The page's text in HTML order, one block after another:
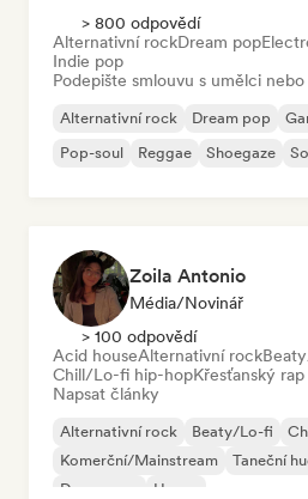
> 800 odpovědí
Alternativní rockDream pop
Indie pop
Podepište smlouvu s umělci
Alternativní rock Dream pop
Pop-soul
Reggae Shoegaze
Zoila Antonio
Média/novinář
> 100 odpovědí
Acid houseAlternativní rock
Chill/Lo-fi hip-hopKřesťanský rap
Napsat články
Alternativní rock Beaty/Lo-fi
Komerční/Mainstream
Taneční
Dream pop
House